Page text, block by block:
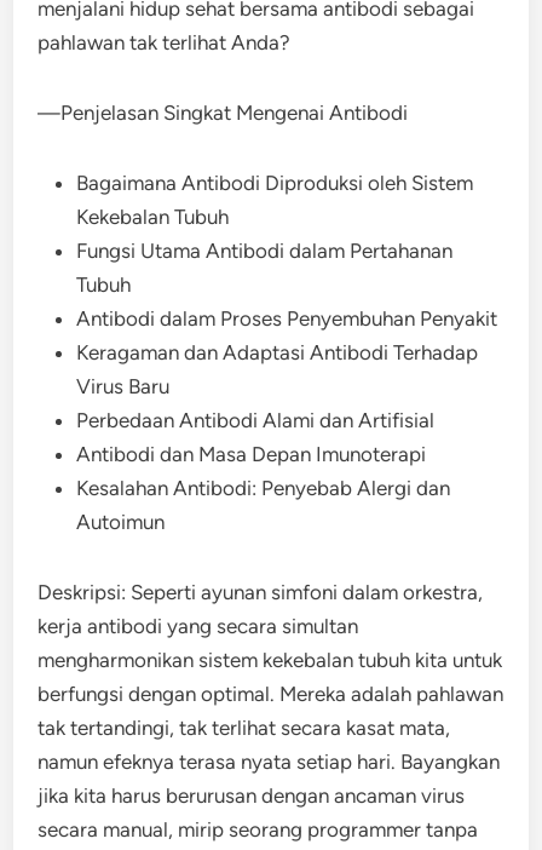
menjalani hidup sehat bersama antibodi sebagai
pahlawan tak terlihat Anda?
—Penjelasan Singkat Mengenai Antibodi
Bagaimana Antibodi Diproduksi oleh Sistem
Kekebalan Tubuh
Fungsi Utama Antibodi dalam Pertahanan
Tubuh
Antibodi dalam Proses Penyembuhan Penyakit
Keragaman dan Adaptasi Antibodi Terhadap
Virus Baru
Perbedaan Antibodi Alami dan Artifisial
Antibodi dan Masa Depan Imunoterapi
Kesalahan Antibodi: Penyebab Alergi dan
Autoimun
Deskripsi: Seperti ayunan simfoni dalam orkestra,
kerja antibodi yang secara simultan
mengharmonikan sistem kekebalan tubuh kita untuk
berfungsi dengan optimal. Mereka adalah pahlawan
tak tertandingi, tak terlihat secara kasat mata,
namun efeknya terasa nyata setiap hari. Bayangkan
jika kita harus berurusan dengan ancaman virus
secara manual, mirip seorang programmer tanpa